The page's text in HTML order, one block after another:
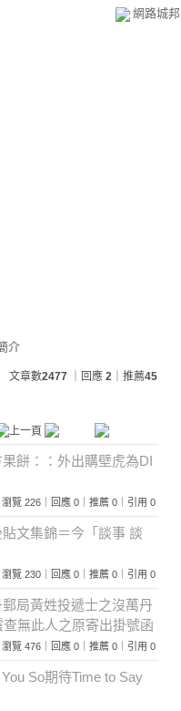
網路城邦
介
文章數2477 ｜回應 2 ｜推薦45
餅：：外出購壁虎為DI
覽 226｜回應 0｜推薦 0｜引用 0
文集錦＝今「談事 談
覽 230｜回應 0｜推薦 0｜引用 0
局黃姓投遞士之沒萬丹
無此人之原寄出掛號函
覽 476｜回應 0｜推薦 0｜引用 0
So期待Time to Say